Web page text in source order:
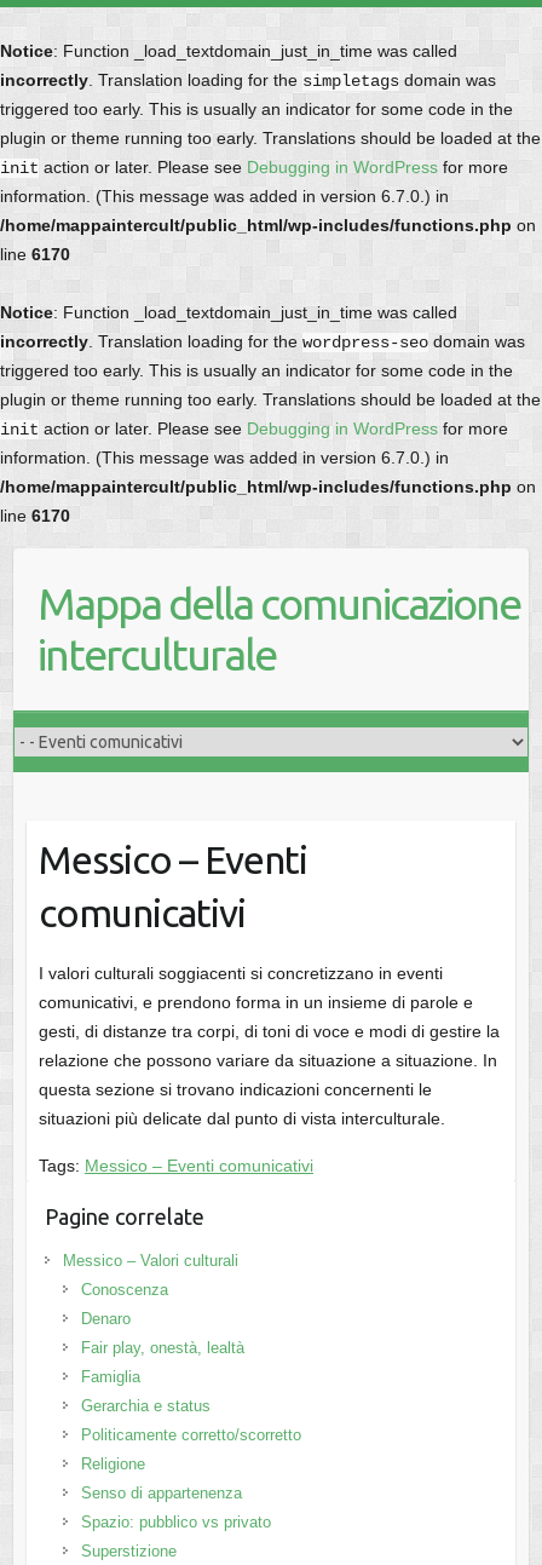
Notice: Function _load_textdomain_just_in_time was called
incorrectly . Translation loading for the simpletags domain was
triggered too early. This is usually an indicator for some code in the
plugin or theme running too early. Translations should be loaded at the
init action or later. Please see Debugging in WordPress for more
information. (This message was added in version 6.7.0.) in
/home/mappaintercult/public_html/wp-includes/functions.php on
line 6170
Notice: Function _load_textdomain_just_in_time was called
incorrectly . Translation loading for the wordpress-seo domain was
triggered too early. This is usually an indicator for some code in the
plugin or theme running too early. Translations should be loaded at the
init action or later. Please see Debugging in WordPress for more
information. (This message was added in version 6.7.0.) in
/home/mappaintercult/public_html/wp-includes/functions.php on
line 6170
Mappa della comunicazione
interculturale
Messico – Eventi
comunicativi
I valori culturali soggiacenti si concretizzano in eventi
comunicativi, e prendono forma in un insieme di parole e
gesti, di distanze tra corpi, di toni di voce e modi di gestire la
relazione che possono variare da situazione a situazione. In
questa sezione si trovano indicazioni concernenti le
situazioni più delicate dal punto di vista interculturale.
Tags: Messico – Eventi comunicativi
Pagine correlate
Messico – Valori culturali
Conoscenza
Denaro
Fair play, onestà, lealtà
Famiglia
Gerarchia e status
Politicamente corretto/scorretto
Religione
Senso di appartenenza
Spazio: pubblico vs privato
Superstizione